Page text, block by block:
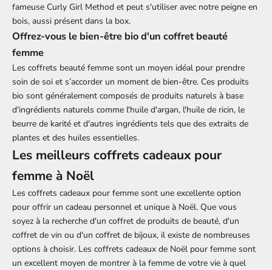
fameuse Curly Girl Method et peut s'utiliser avec notre peigne en
bois, aussi présent dans la box.
Offrez-vous le bien-être bio d'un coffret beauté
femme
Les coffrets beauté femme sont un moyen idéal pour prendre
soin de soi et s’accorder un moment de bien-être. Ces produits
bio sont généralement composés de produits naturels à base
d'ingrédients naturels comme l'huile d'argan, l'huile de ricin, le
beurre de karité et d'autres ingrédients tels que des extraits de
plantes et des huiles essentielles.
Les meilleurs coffrets cadeaux pour
femme à Noël
Les coffrets cadeaux pour femme sont une excellente option
pour offrir un cadeau personnel et unique à Noël. Que vous
soyez à la recherche d'un coffret de produits de beauté, d'un
coffret de vin ou d'un coffret de bijoux, il existe de nombreuses
options à choisir. Les coffrets cadeaux de Noël pour femme sont
un excellent moyen de montrer à la femme de votre vie à quel